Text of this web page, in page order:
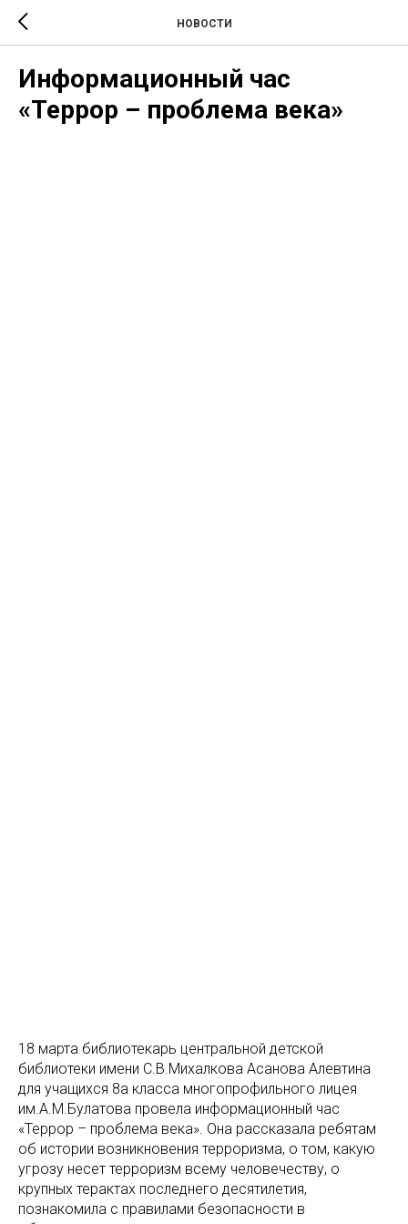
НОВОСТИ
Информационный час
«Террор – проблема века»
18 марта библиотекарь центральной детской
библиотеки имени С.В.Михалкова Асанова Алевтина
для учащихся 8а класса многопрофильного лицея
им.А.М.Булатова провела информационный час
«Террор – проблема века». Она рассказала ребятам
об истории возникновения терроризма, о том, какую
угрозу несет терроризм всему человечеству, о
крупных терактах последнего десятилетия,
познакомила с правилами безопасности в